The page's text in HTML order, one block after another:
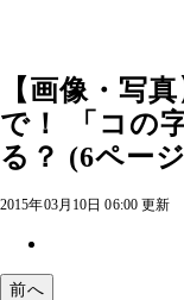
【画像・写
で！ 「コの
る？ (6ペー
2015年03月10日 06:00 更新
前へ